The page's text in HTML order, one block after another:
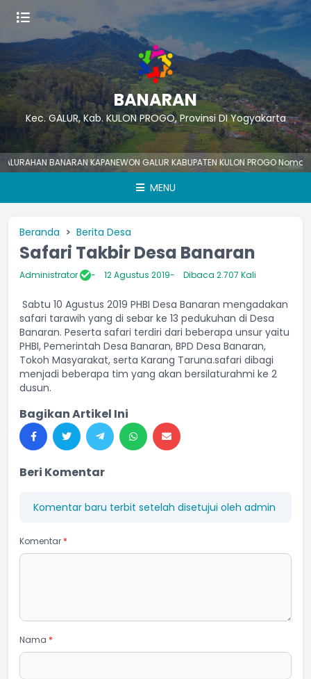
BANARAN
Kec. GALUR, Kab. KULON PROGO, Provinsi DI Yogyakarta
BANARAN KAPANEWON GALUR KABUPATEN KULON PROGO
MENU
Beranda Berita Desa
Safari Takbir Desa Banaran
Administrator 12 Agustus 2019 Dibaca 2.707 Kali
Sabtu 10 Agustus 2019 PHBI Desa Banaran mengadakan
safari tarawih yang di sebar ke 13 pedukuhan di Desa
Banaran. Peserta safari terdiri dari beberapa unsur yaitu
PHBI, Pemerintah Desa Banaran, BPD Desa Banaran,
Tokoh Masyarakat, serta Karang Taruna.safari dibagi
menjadi beberapa tim yang akan bersilaturahmi ke 2
dusun.
Bagikan Artikel Ini
Beri Komentar
Komentar baru terbit setelah disetujui oleh admin
Komentar *
Nama *